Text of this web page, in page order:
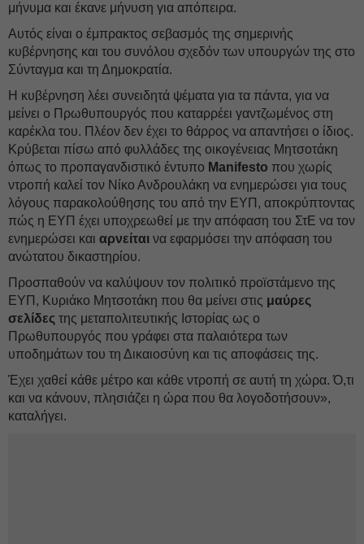
μήνυμα και έκανε μήνυση για απόπειρα.
Αυτός είναι ο έμπρακτος σεβασμός της σημερινής
κυβέρνησης και του συνόλου σχεδόν των υπουργών της στο
Σύνταγμα και τη Δημοκρατία.
Η κυβέρνηση λέει συνειδητά ψέματα για τα πάντα, για να
μείνει ο Πρωθυπουργός που καταρρέει γαντζωμένος στη
καρέκλα του. Πλέον δεν έχει το θάρρος να απαντήσει ο ίδιος.
Κρύβεται πίσω από φυλλάδες της οικογένειας Μητσοτάκη
όπως το προπαγανδιστικό έντυπο Manifesto που χωρίς
ντροπή καλεί τον Νίκο Ανδρουλάκη να ενημερώσει για τους
λόγους παρακολούθησης του από την ΕΥΠ, αποκρύπτοντας
πώς η ΕΥΠ έχει υποχρεωθεί με την απόφαση του ΣτΕ να τον
ενημερώσει και αρνείται να εφαρμόσει την απόφαση του
ανώτατου δικαστηρίου.
Προσπαθούν να καλύψουν τον πολιτικό προϊστάμενο της
ΕΥΠ, Κυριάκο Μητσοτάκη που θα μείνει στις μαύρες
σελίδες της μεταπολιτευτικής Ιστορίας ως ο
Πρωθυπουργός που γράφει στα παλαιότερα των
υποδημάτων του τη Δικαιοσύνη και τις αποφάσεις της.
Έχει χαθεί κάθε μέτρο και κάθε ντροπή σε αυτή τη χώρα. Ό,τι
και να κάνουν, πλησιάζει η ώρα που θα λογοδοτήσουν»,
καταλήγει.